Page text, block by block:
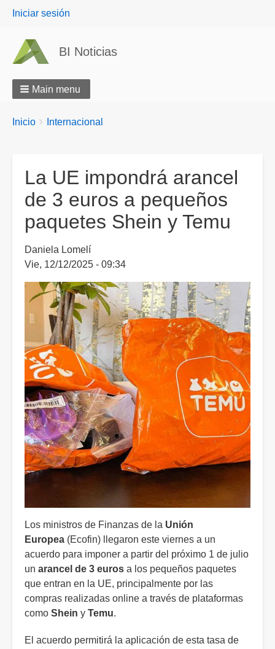
User
Iniciar sesión
BI Noticias
Main menu
Breadcrumbs
You
Inicio Internacional
La UE impondrá arancel
de 3 euros a pequeños
paquetes Shein y Temu
Daniela Lomelí
Vie, 12/12/2025 - 09:34
Los ministros de Finanzas de la Unión
Europea (Ecofin) llegaron este viernes a un
acuerdo para imponer a partir del próximo 1 de julio
un arancel de 3 euros a los pequeños paquetes
que entran en la UE, principalmente por las
compras realizadas online a través de plataformas
como Shein y Temu.
El acuerdo permitirá la aplicación de esta tasa de